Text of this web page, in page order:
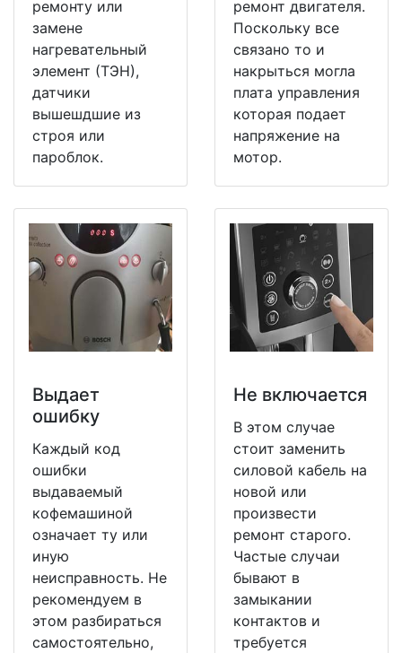
ремонту или
замене
нагревательный
элемент (ТЭН),
датчики
вышешдшие из
строя или
пароблок.
ремонт двигателя.
Поскольку все
связано то и
накрыться могла
плата управления
которая подает
напряжение на
мотор.
Выдает
ошибку
Каждый код
ошибки
выдаваемый
кофемашиной
означает ту или
иную
неисправность. Не
рекомендуем в
этом разбираться
самостоятельно,
Не включается
В этом случае
стоит заменить
силовой кабель на
новой или
произвести
ремонт старого.
Частые случаи
бывают в
замыкании
контактов и
требуется